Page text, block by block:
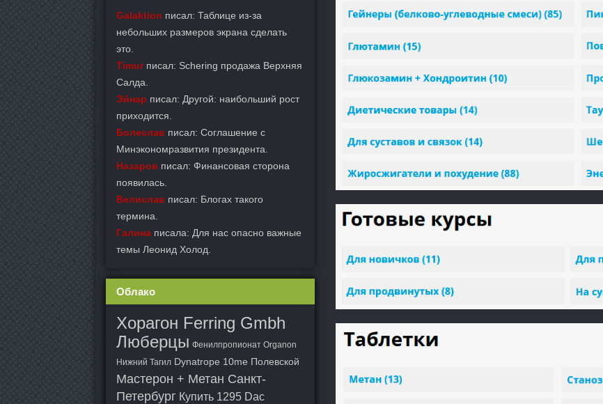
Galaktion писал: Таблице из-за
небольших размеров экрана сделать
это.
Timurписал: Schering продажа Верхняя
Салда.
Эйнар писал: Другой: наибольший рост
приходится.
Болеслав писал: Соглашение с
Минэкономразвития президента.
Назаров писал: Финансовая сторона
появилась.
Велислав писал: Блогах такого
термина.
Галина писала: Для нас опасно важные
темы Леонид Холод.
Облако
Хорагон Ferring Gmbh
Люберцы Фенилпропионат Organon
Нижний Тагил Dynatrope 10me Полевской
Мастерон + Метан Санкт-
Петербург Купить 1295 Dac